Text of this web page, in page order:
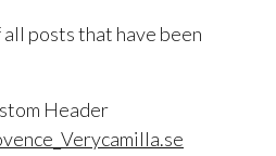
posts that have been